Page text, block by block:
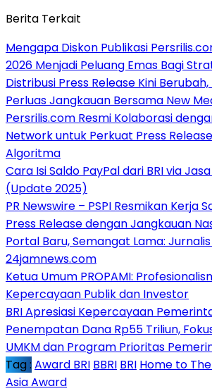
Berita Terkait
Mengapa Diskon Publikasi
2026 Menjadi Peluang Emas Bagi
Distribusi Press Release Kini
Perluas Jangkauan Bersama New
Persrilis.com Resmi Kolaborasi
Network untuk Perkuat Press
Algoritma
Cara Isi Saldo PayPal dari BRI via
(Update 2025)
PR Newswire – PSPI Resmikan Kerja
Press Release dengan Jangkauan
Portal Baru, Semangat Lama:
24jamnews.com
Ketua Umum PROPAMI:
Kepercayaan Publik dan Investor
BRI Apresiasi Kepercayaan
Penempatan Dana Rp55 Triliun,
UMKM dan Program Prioritas
Tag : Award BRI BBRI BRI Home to
Asia Award